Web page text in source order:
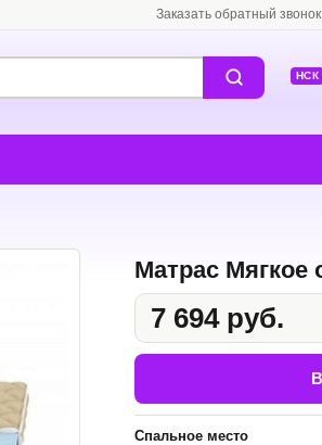
Заказать обратный звонок
НСК
Матрас Мягкое
7 694 руб.
Спальное место